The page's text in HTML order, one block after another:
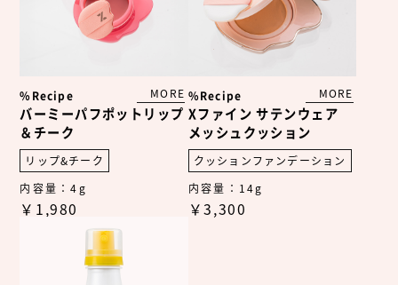
MORE
%Recipe
バーミーパフポットリップ
＆チーク
リップ&チーク
内容量：4g
￥1,980
MORE
%Recipe
Xファイン サテンウェア
メッシュクッション
クッションファンデーション
内容量：14g
￥3,300